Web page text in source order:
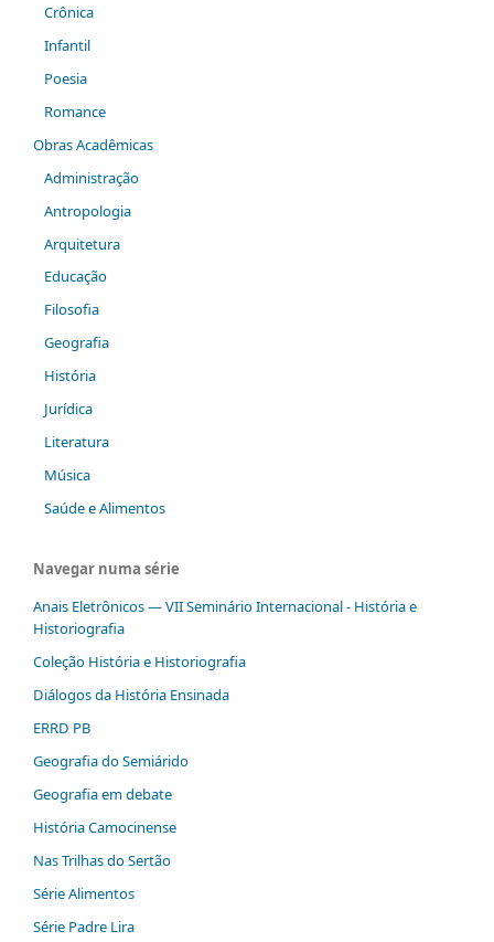
Crônica
Infantil
Poesia
Romance
Obras Acadêmicas
Administração
Antropologia
Arquitetura
Educação
Filosofia
Geografia
História
Jurídica
Literatura
Música
Saúde e Alimentos
Navegar numa série
Anais Eletrônicos — VII Seminário Internacional - História e
Historiografia
Coleção História e Historiografia
Diálogos da História Ensinada
ERRD PB
Geografia do Semiárido
Geografia em debate
História Camocinense
Nas Trilhas do Sertão
Série Alimentos
Série Padre Lira